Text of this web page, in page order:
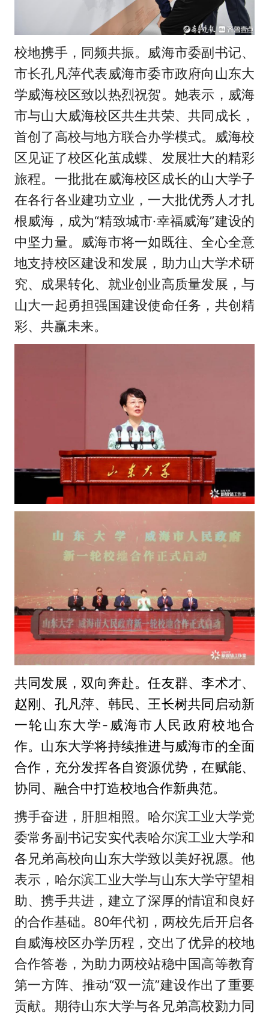
校地携手，同频共振。威海市委副书记、
市长孔凡萍代表威海市委市政府向山东大
学威海校区致以热烈祝贺。她表示，威海
市与山大威海校区共生共荣、共同成长，
首创了高校与地方联合办学模式。威海校
区见证了校区化茧成蝶、发展壮大的精彩
旅程。一批批在威海校区成长的山大学子
在各行各业建功立业，一大批优秀人才扎
根威海，成为“精致城市·幸福威海”建设的
中坚力量。威海市将一如既往、全心全意
地支持校区建设和发展，助力山大学术研
究、成果转化、就业创业高质量发展，与
山大一起勇担强国建设使命任务，共创精
彩、共赢未来。
共同发展，双向奔赴。任友群、李术才、
赵刚、孔凡萍、韩民、王长树共同启动新
一轮山东大学-威海市人民政府校地合
作。山东大学将持续推进与威海市的全面
合作，充分发挥各自资源优势，在赋能、
协同、融合中打造校地合作新典范。
携手奋进，肝胆相照。哈尔滨工业大学党
委常务副书记安实代表哈尔滨工业大学和
各兄弟高校向山东大学致以美好祝愿。他
表示，哈尔滨工业大学与山东大学守望相
助、携手共进，建立了深厚的情谊和良好
的合作基础。80年代初，两校先后开启各
自威海校区办学历程，交出了优异的校地
合作答卷，为助力两校站稳中国高等教育
第一方阵、推动“双一流”建设作出了重要
贡献。期待山东大学与各兄弟高校勠力同